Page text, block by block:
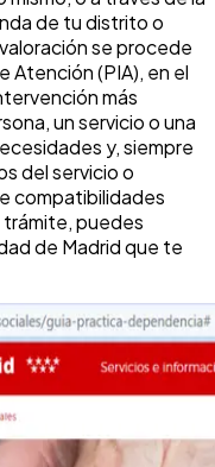
de tu distrito o
se procede
Atención (PIA), en el
más
un servicio o una
y, siempre
del servicio o
compatibilidades
trámite, puedes
de Madrid que te